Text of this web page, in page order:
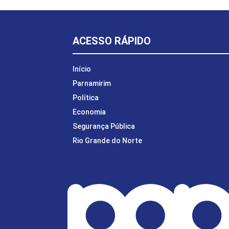
ACESSO RÁPIDO
Início
Parnamirim
Política
Economia
Segurança Pública
Rio Grande do Norte